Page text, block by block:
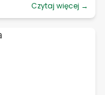
Czytaj więcej →